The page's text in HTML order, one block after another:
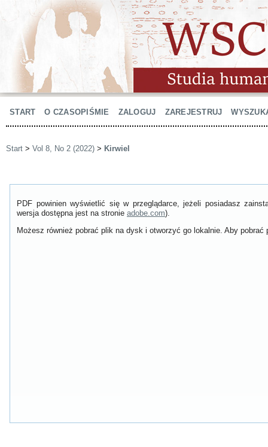
START O CZASOPIŚMIE ZALOGUJ ZAREJESTRUJ
Start > Vol 8, No 2 (2022) > Kirwiel
PDF powinien wyświetlić się w przeglądarce, jeżeli posiadasz
wersja dostępna jest na stronie adobe.com).
Możesz również pobrać plik na dysk i otworzyć go lokalnie. Aby